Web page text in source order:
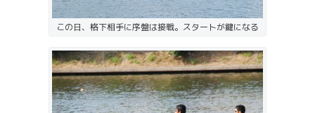
この日、格下相手に序盤は接戦。スタートが鍵になる